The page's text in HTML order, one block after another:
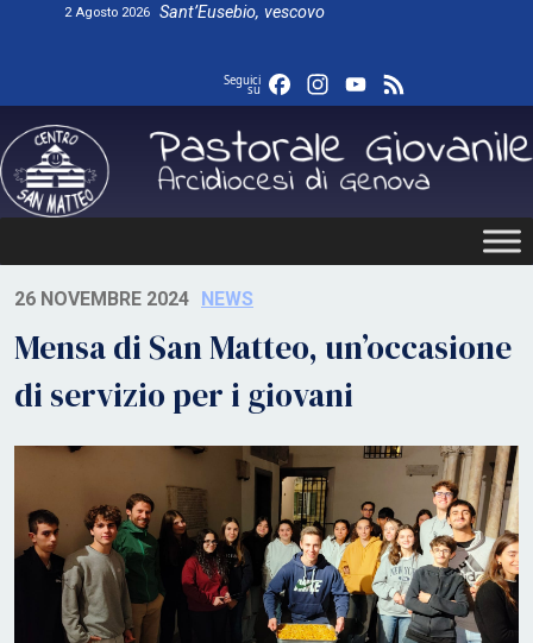
2 Agosto 2026 Sant’Eusebio, vescovo
Seguici
su FacebookInstagram
YouTube
26 NOVEMBRE 2024 NEWS
Mensa di San Matteo, un’occasione
di servizio per i giovani